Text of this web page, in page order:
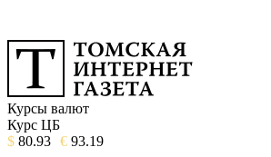
Курсы валют
Курс ЦБ
$ 80.93 € 93.19